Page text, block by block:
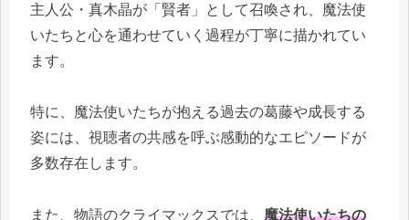
主人公・真木晶が「賢者」として召喚され、魔法使
いたちと心を通わせていく過程が丁寧に描かれてい
ます。
特に、魔法使いたちが抱える過去の葛藤や成長する
姿には、視聴者の共感を呼ぶ感動的なエピソードが
多数存在します。
また、物語のクライマックスでは、 魔法使いたちの